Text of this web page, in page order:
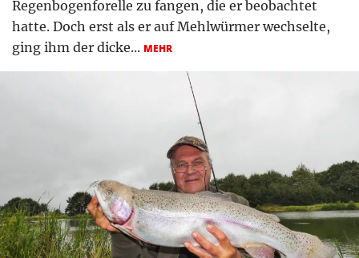
Regenbogenforelle zu fangen, die er beobachtet
hatte. Doch erst als er auf Mehlwürmer wechselte,
ging ihm der dicke... MEHR